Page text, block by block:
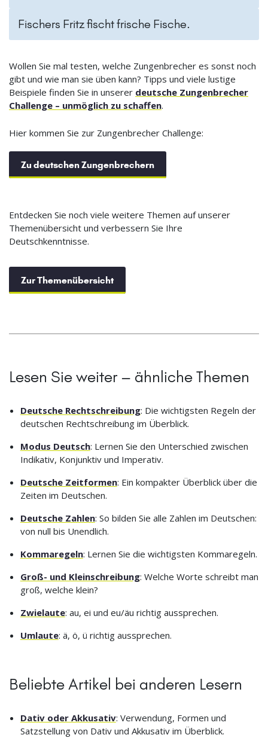
Fischers Fritz fischt frische Fische.
Wollen Sie mal testen, welche Zungenbrecher es sonst noch
gibt und wie man sie üben kann? Tipps und viele lustige
Beispiele finden Sie in unserer deutsche Zungenbrecher
Challenge – unmöglich zu schaffen.
Hier kommen Sie zur Zungenbrecher Challenge:
Zu deutschen Zungenbrechern
Entdecken Sie noch viele weitere Themen auf unserer
Themenübersicht und verbessern Sie Ihre
Deutschkenntnisse.
Zur Themenübersicht
Lesen Sie weiter – ähnliche Themen
Deutsche Rechtschreibung: Die wichtigsten Regeln der
deutschen Rechtschreibung im Überblick.
Modus Deutsch: Lernen Sie den Unterschied zwischen
Indikativ, Konjunktiv und Imperativ.
Deutsche Zeitformen: Ein kompakter Überblick über die
Zeiten im Deutschen.
Deutsche Zahlen: So bilden Sie alle Zahlen im Deutschen:
von null bis Unendlich.
Kommaregeln: Lernen Sie die wichtigsten Kommaregeln.
Groß- und Kleinschreibung: Welche Worte schreibt man
groß, welche klein?
Zwielaute: au, ei und eu/äu richtig aussprechen.
Umlaute: ä, ö, ü richtig aussprechen.
Beliebte Artikel bei anderen Lesern
Dativ oder Akkusativ: Verwendung, Formen und
Satzstellung von Dativ und Akkusativ im Überblick.